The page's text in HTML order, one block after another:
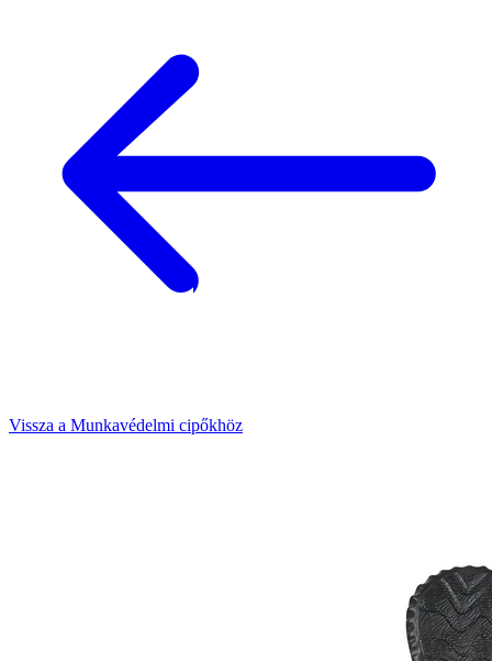
Vissza a Munkavédelmi cipőkhöz